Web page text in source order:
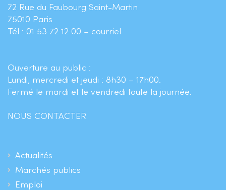
72 Rue du Faubourg Saint-Martin
75010 Paris
Tél : 01 53 72 12 00 – courriel
Ouverture au public :
Lundi, mercredi et jeudi : 8h30 – 17h00.
Fermé le mardi et le vendredi toute la journée.
NOUS CONTACTER
Actualités
Marchés publics
Emploi